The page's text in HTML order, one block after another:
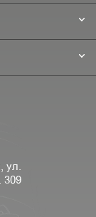
ул.
309